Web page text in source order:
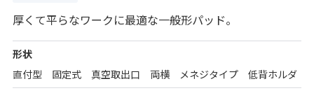
厚くて平らなワークに最適な一般形パッド。
形状
直付型 固定式 真空取出口 両横 メネジタイプ 低背ホルダ